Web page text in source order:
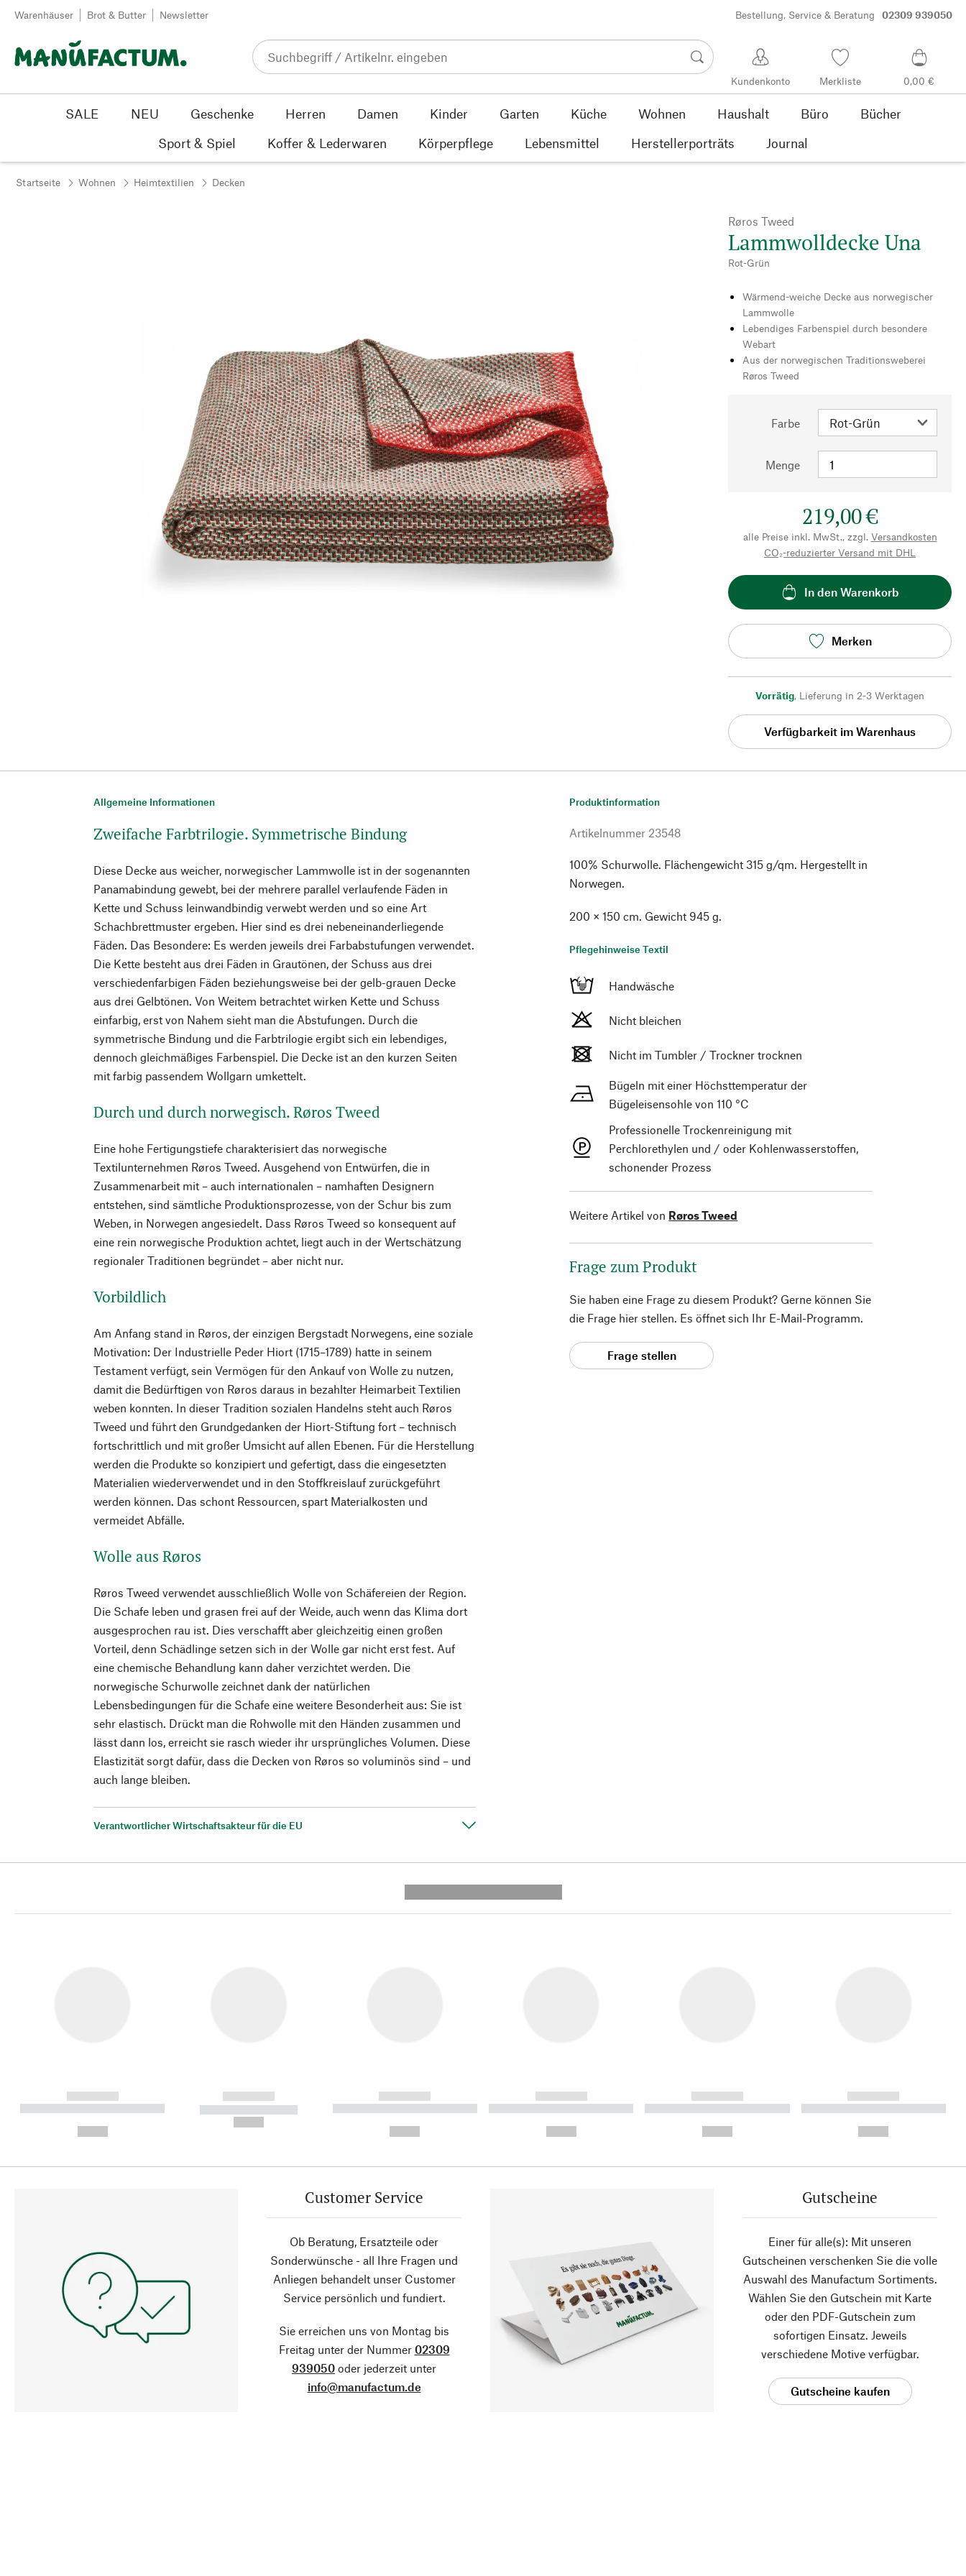
Zum Inhalt springen
Warenhäuser Brot & Butter Newsletter Bestellung, Service & Beratung 02309 939050
Kundenkonto Merkliste 0,00 €
SALE NEU Geschenke Herren Damen Kinder Garten Küche Wohnen Haushalt Büro
Bücher
Sport & Spiel
Koffer & Lederwaren Körperpflege Lebensmittel Herstellerporträts Journal
Startseite Wohnen Heimtextilien Decken
Røros Tweed
Lammwolldecke Una
Rot-Grün
Wärmend-weiche Decke aus norwegischer
Lammwolle
Lebendiges Farbenspiel durch besondere
Webart
Aus der norwegischen Traditionsweberei
Røros Tweed
Farbe
Menge
219,00 €
alle Preise inkl. MwSt., zzgl. Versandkosten
CO₂-reduzierter Versand mit DHL
In den Warenkorb
Merken
Vorrätig, Lieferung in 2-3 Werktagen
Verfügbarkeit im Warenhaus
Allgemeine Informationen
Zweifache Farbtrilogie. Symmetrische Bindung
Diese Decke aus weicher, norwegischer Lammwolle ist in der sogenannten
Panamabindung gewebt, bei der mehrere parallel verlaufende Fäden in
Kette und Schuss leinwandbindig verwebt werden und so eine Art
Schachbrettmuster ergeben. Hier sind es drei nebeneinanderliegende
Fäden. Das Besondere: Es werden jeweils drei Farbabstufungen verwendet.
Die Kette besteht aus drei Fäden in Grautönen, der Schuss aus drei
verschiedenfarbigen Fäden beziehungsweise bei der gelb-grauen Decke
aus drei Gelbtönen. Von Weitem betrachtet wirken Kette und Schuss
einfarbig, erst von Nahem sieht man die Abstufungen. Durch die
symmetrische Bindung und die Farbtrilogie ergibt sich ein lebendiges,
dennoch gleichmäßiges Farbenspiel. Die Decke ist an den kurzen Seiten
mit farbig passendem Wollgarn umkettelt.
Durch und durch norwegisch. Røros Tweed
Eine hohe Fertigungstiefe charakterisiert das norwegische
Textilunternehmen Røros Tweed. Ausgehend von Entwürfen, die in
Zusammenarbeit mit – auch internationalen – namhaften Designern
entstehen, sind sämtliche Produktionsprozesse, von der Schur bis zum
Weben, in Norwegen angesiedelt. Dass Røros Tweed so konsequent auf
eine rein norwegische Produktion achtet, liegt auch in der Wertschätzung
regionaler Traditionen begründet – aber nicht nur.
Vorbildlich
Am Anfang stand in Røros, der einzigen Bergstadt Norwegens, eine soziale
Motivation: Der Industrielle Peder Hiort (1715–1789) hatte in seinem
Testament verfügt, sein Vermögen für den Ankauf von Wolle zu nutzen,
damit die Bedürftigen von Røros daraus in bezahlter Heimarbeit Textilien
weben konnten. In dieser Tradition sozialen Handelns steht auch Røros
Tweed und führt den Grundgedanken der Hiort-Stiftung fort – technisch
fortschrittlich und mit großer Umsicht auf allen Ebenen. Für die Herstellung
werden die Produkte so konzipiert und gefertigt, dass die eingesetzten
Materialien wiederverwendet und in den Stoffkreislauf zurückgeführt
werden können. Das schont Ressourcen, spart Materialkosten und
vermeidet Abfälle.
Wolle aus Røros
Røros Tweed verwendet ausschließlich Wolle von Schäfereien der Region.
Die Schafe leben und grasen frei auf der Weide, auch wenn das Klima dort
ausgesprochen rau ist. Dies verschafft aber gleichzeitig einen großen
Vorteil, denn Schädlinge setzen sich in der Wolle gar nicht erst fest. Auf
eine chemische Behandlung kann daher verzichtet werden. Die
norwegische Schurwolle zeichnet dank der natürlichen
Lebensbedingungen für die Schafe eine weitere Besonderheit aus: Sie ist
sehr elastisch. Drückt man die Rohwolle mit den Händen zusammen und
lässt dann los, erreicht sie rasch wieder ihr ursprüngliches Volumen. Diese
Elastizität sorgt dafür, dass die Decken von Røros so voluminös sind – und
auch lange bleiben.
Verantwortlicher Wirtschaftsakteur für die EU
Produktinformation
Artikelnummer 23548
100% Schurwolle. Flächengewicht 315 g/qm. Hergestellt in
Norwegen.
200 × 150 cm. Gewicht 945 g.
Pflegehinweise Textil
Handwäsche
Nicht bleichen
Nicht im Tumbler / Trockner trocknen
Bügeln mit einer Höchsttemperatur der
Bügeleisensohle von 110 °C
Professionelle Trockenreinigung mit
Perchlorethylen und / oder Kohlenwasserstoffen,
schonender Prozess
Weitere Artikel von Røros Tweed
Frage zum Produkt
Sie haben eine Frage zu diesem Produkt? Gerne können Sie
die Frage hier stellen. Es öffnet sich Ihr E-Mail-Programm.
Frage stellen
------------
----------- ----------- ----------
------------
----------- -----------
------------
----------- ----------- ----------
------------
----------- ----------- ----------
------------
----------- ----------- ----------
------------
----------- ----------- ----------
Customer Service
Ob Beratung, Ersatzteile oder
Sonderwünsche - all Ihre Fragen und
Anliegen behandelt unser Customer
Service persönlich und fundiert.
Sie erreichen uns von Montag bis
Freitag unter der Nummer 02309
939050 oder jederzeit unter
info@manufactum.de
Gutscheine
Einer für alle(s): Mit unseren
Gutscheinen verschenken Sie die volle
Auswahl des Manufactum Sortiments.
Wählen Sie den Gutschein mit Karte
oder den PDF-Gutschein zum
sofortigen Einsatz. Jeweils
verschiedene Motive verfügbar.
Gutscheine kaufen